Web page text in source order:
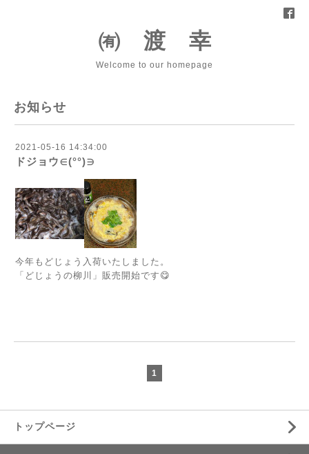
㈲ 渡 幸
Welcome to our homepage
お知らせ
2021-05-16 14:34:00
ドジョウ∈(°°)∋
今年もどじょう入荷いたしました。
「どじょうの柳川」販売開始です😋
1
トップページ